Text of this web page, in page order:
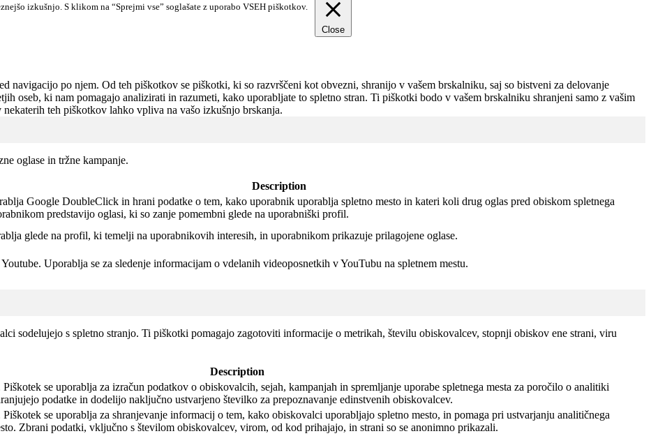
izkušnjo. S klikom na “Sprejmi vse” soglašate z uporabo VSEH piškotkov.
Close
navigacijo po njem. Od teh piškotkov se piškotki, ki so razvrščeni kot obvezni, shranijo v vašem brskalniku, saj so bistveni za delovanje
oseb, ki nam pomagajo analizirati in razumeti, kako uporabljate to spletno stran. Ti piškotki bodo v vašem brskalniku shranjeni samo z vašim
teh piškotkov lahko vpliva na vašo izkušnjo brskanja.
oglase in tržne kampanje.
Description
Google DoubleClick in hrani podatke o tem, kako uporabnik uporablja spletno mesto in kateri koli drug oglas pred obiskom spletnega
predstavijo oglasi, ki so zanje pomembni glede na uporabniški profil.
glede na profil, ki temelji na uporabnikovih interesih, in uporabnikom prikazuje prilagojene oglase.
Uporablja se za sledenje informacijam o vdelanih videoposnetkih v YouTubu na spletnem mestu.
sodelujejo s spletno stranjo. Ti piškotki pomagajo zagotoviti informacije o metrikah, številu obiskovalcev, stopnji obiskov ene strani, viru
Description
Piškotek se uporablja za izračun podatkov o obiskovalcih, sejah, kampanjah in spremljanje uporabe spletnega mesta za poročilo o analitiki
podatke in dodelijo naključno ustvarjeno številko za prepoznavanje edinstvenih obiskovalcev.
Piškotek se uporablja za shranjevanje informacij o tem, kako obiskovalci uporabljajo spletno mesto, in pomaga pri ustvarjanju analitičnega
Zbrani podatki, vključno s številom obiskovalcev, virom, od kod prihajajo, in strani so se anonimno prikazali.